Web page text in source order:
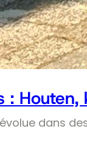
:
évolue dans